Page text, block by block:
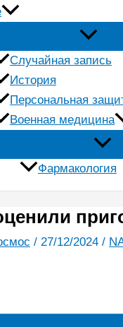
Случайная запись
История
Персональная
Военная медицина
Фармакология
/ 27/12/2024 /